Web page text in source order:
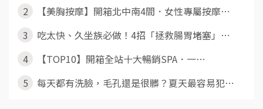
2
【美胸按摩】開箱北中南4間．女性專屬按摩⋯
3
吃太快、久坐族必做！4招「拯救腸胃堵塞」⋯
4
【TOP10】開箱全站十大暢銷SPA．一⋯
5
每天都有洗臉，毛孔還是很髒？夏天最容易犯⋯